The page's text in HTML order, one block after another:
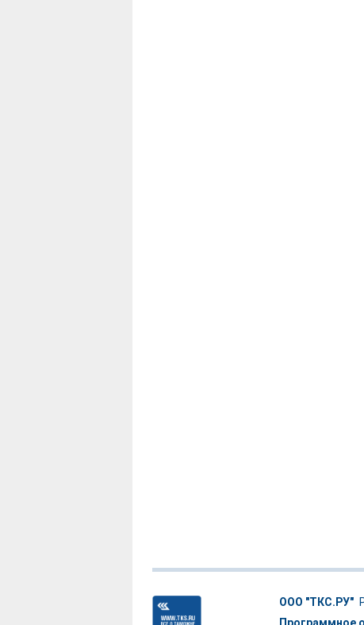
ООО "ТКС.РУ"